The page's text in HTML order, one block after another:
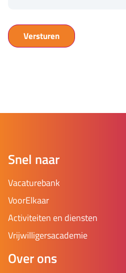
Snel naar
Vacaturebank
VoorElkaar
Activiteiten en diensten
Vrijwilligersacademie
Over ons